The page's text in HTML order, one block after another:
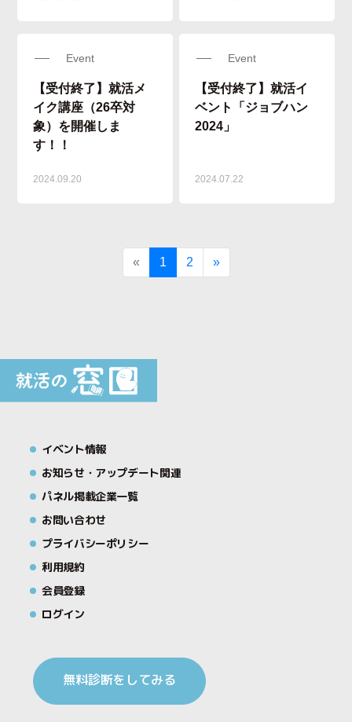
Event
【受付終了】就活メ
イク講座（26卒対
象）を開催しま
す！！
2024.09.20
Event
【受付終了】就活イ
ベント「ジョブハン
2024」
2024.07.22
«Previous
1 2 »Next
イベント情報
お知らせ・アップデート関連
パネル掲載企業一覧
お問い合わせ
プライバシーポリシー
利用規約
会員登録
ログイン
無料診断をしてみる